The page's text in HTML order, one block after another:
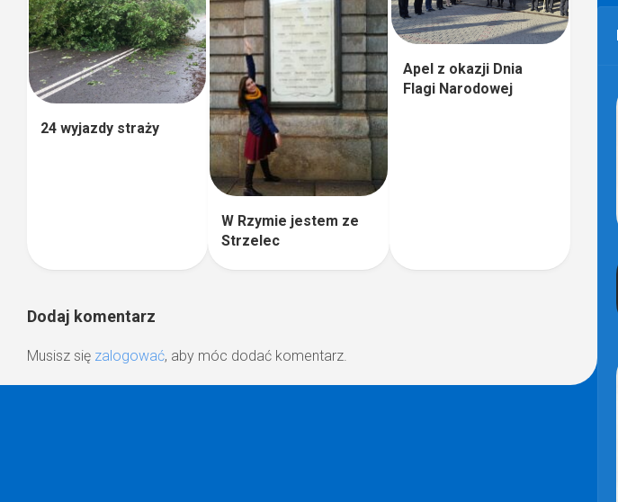
24 wyjazdy straży
W Rzymie jestem ze
Strzelec
Apel z okazji Dnia
Flagi Narodowej
Dodaj komentarz
Musisz się zalogować, aby móc dodać komentarz.